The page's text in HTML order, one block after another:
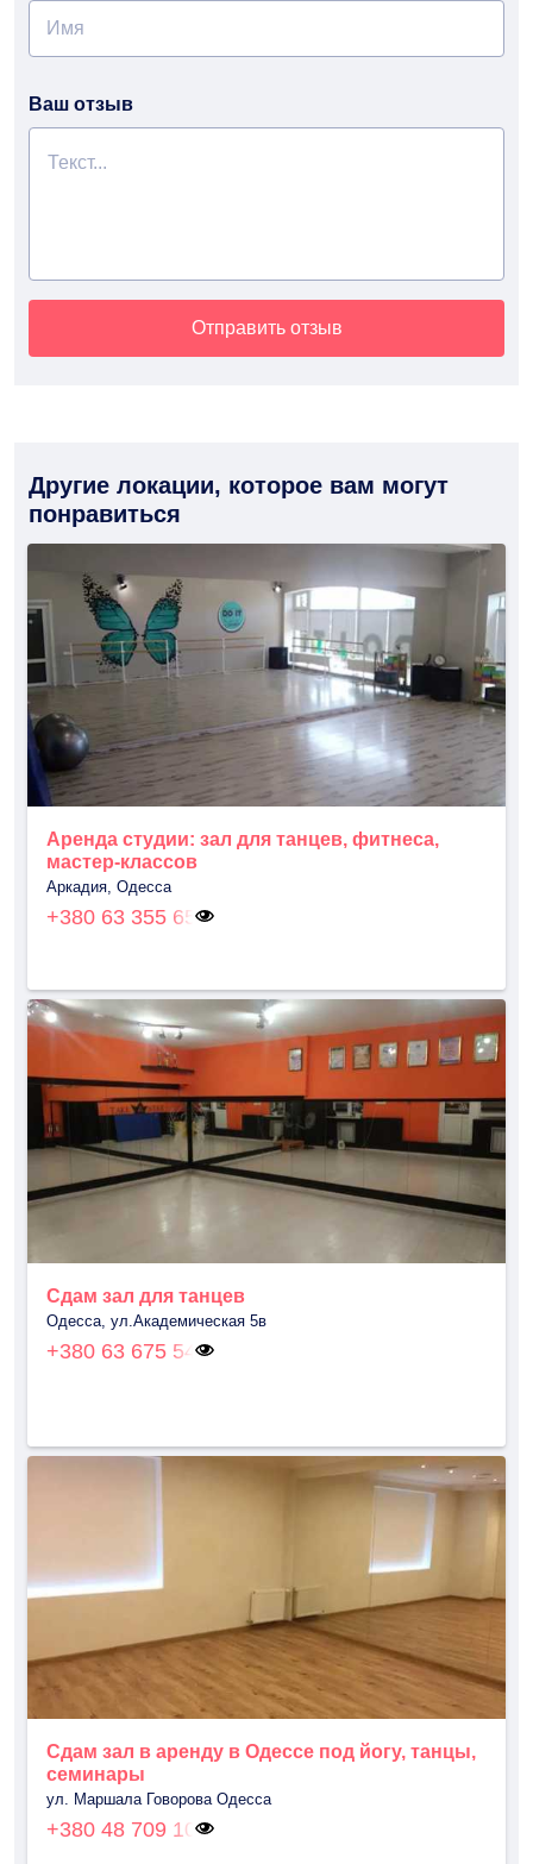
Ваш отзыв
Отправить отзыв
Другие локации, которое вам могут
понравиться
Аренда студии: зал для танцев, фитнеса,
мастер-классов
Аркадия, Одесса
+380 63 355 65
Сдам зал для танцев
Одесса, ул.Академическая 5в
+380 63 675 54
Сдам зал в аренду в Одессе под йогу, танцы,
семинары
ул. Маршала Говорова Одесса
+380 48 709 10